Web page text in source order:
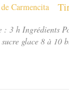
3 h Ingrédients
glace 8 à 10